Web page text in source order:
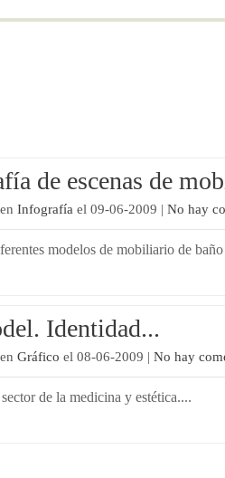
de escenas de
Infografía el 09-06-2009 | No hay
modelos de mobiliario de
Identidad...
Gráfico el 08-06-2009 | No hay
de la medicina y estética....